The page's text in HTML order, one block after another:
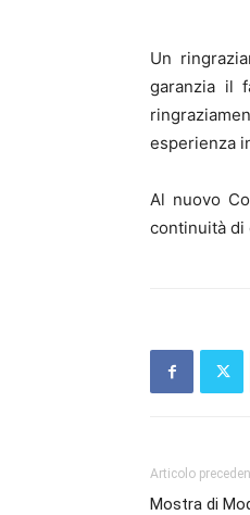
Un
garanzia il
esperienza
Al nuovo
continuità di
Articolo
Mostra di